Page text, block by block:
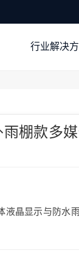
行业解决
棚款多
晶显示与防水